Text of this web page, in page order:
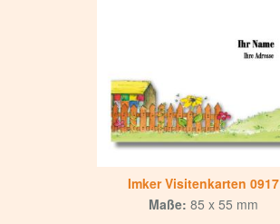
Imker Visitenkarten 0917
Maße: 85 x 55 mm